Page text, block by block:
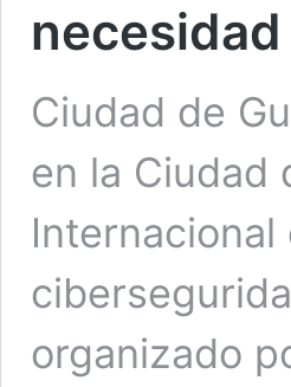
Ciudad de
en la Ciudad
organizado